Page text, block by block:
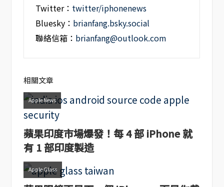
Twitter： twitter/iphonenews
Bluesky： brianfang.bsky.social
聯絡信箱： brianfang@outlook.com
相關文章
Apple News
蘋果印度市場爆發！每 4 部 iPhone 就
有 1 部印度製造
Apple Glass